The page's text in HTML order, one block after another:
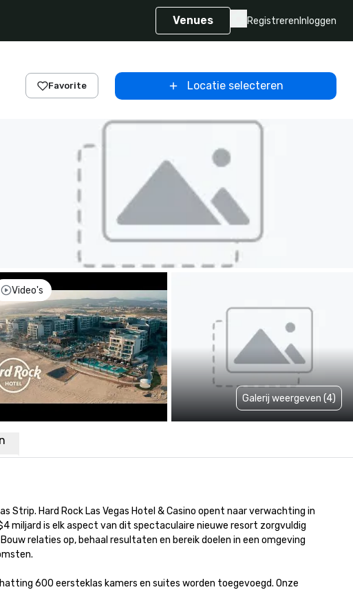
Venues Registreren Inloggen
Favorite Locatie selecteren
Video's
Galerij weergeven (4)
Strip. Hard Rock Las Vegas Hotel & Casino opent naar verwachting in
miljard is elk aspect van dit spectaculaire nieuwe resort zorgvuldig
relaties op, behaal resultaten en bereik doelen in een omgeving
600 eersteklas kamers en suites worden toegevoegd. Onze